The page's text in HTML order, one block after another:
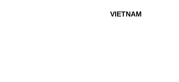
VIETNAM